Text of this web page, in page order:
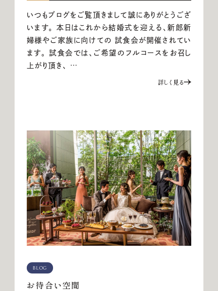
いつもブログをご覧頂きまして誠にありがとうござ
います。 本日はこれから結婚式を迎える、新郎新
婦様やご家族に向けての 試食会が開催されてい
ます。 試食会では、ご希望のフルコースをお召し
上がり頂き、 …
詳しく見る
BLOG
お待合い空間